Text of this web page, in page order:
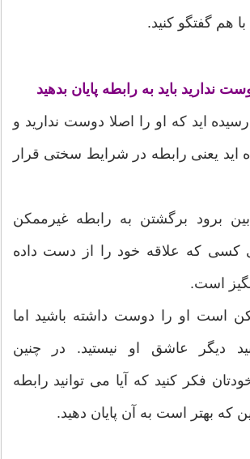
هم گفتگو کنید.
ندارید باید به رابطه پایان بدهید
رسیده اید که او را اصلا دوست ندارید و
اید یعنی رابطه در شرایط سختی قرار
برود برگشتن به رابطه غیرممکن
کسی که علاقه خود را از دست داده
است.
است او را دوست داشته باشید اما
دیگر عاشق او نیستید. در چنین
فکر کنید که آیا می توانید رابطه
که بهتر است به آن پایان دهید.